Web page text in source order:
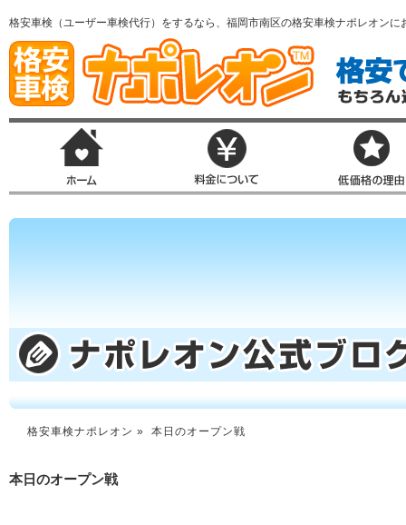
格安車検（ユーザー車検代行）をするなら、福岡市南区の格安車検ナポレオンに
格安車検ナポレオン » 本日のオープン戦
本日のオープン戦